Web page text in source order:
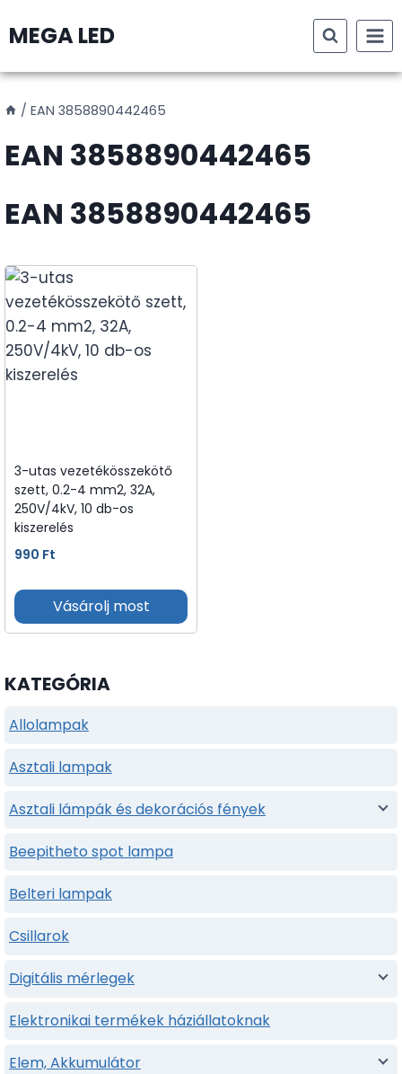
toMEGA LED
/ EAN 3858890442465
EAN 3858890442465
EAN 3858890442465
3-utas vezetékösszekötő
szett, 0.2-4 mm2, 32A,
250V/4kV, 10 db-os
kiszerelés
990 Ft
Vásárolj most
KATEGÓRIA
Allolampak
Asztali lampak
Asztali lámpák és dekorációs fények
Beepitheto spot lampa
Belteri lampak
Csillarok
Digitális mérlegek
Elektronikai termékek háziállatoknak
Elem, Akkumulátor